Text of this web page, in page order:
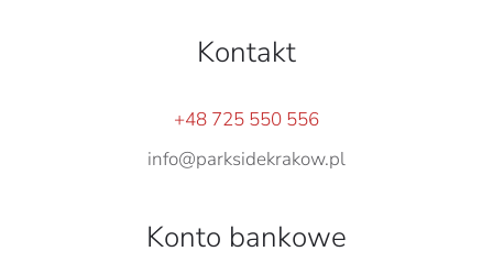
Kontakt
+48 725 550 556
info@parksidekrakow.pl
Konto bankowe